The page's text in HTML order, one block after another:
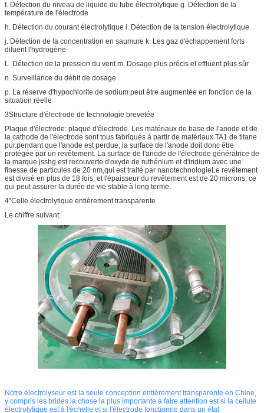
f. Détection du niveau de liquide du tube électrolytique g. Détection de la
température de l'électrode
h. Détection du courant électrolytique i. Détection de la tension électrolytique
j. Détection de la concentration en saumure k. Les gaz d'échappement forts
diluent l'hydrogène
L. Détection de la pression du vent m. Dosage plus précis et effluent plus sûr
n. Surveillance du débit de dosage
p. La réserve d'hypochlorite de sodium peut être augmentée en fonction de la
situation réelle
3Structure d'électrode de technologie brevetée
Plaque d'électrode: plaque d'électrode. Les matériaux de base de l'anode et de
la cathode de l'électrode sont tous fabriqués à partir de matériaux TA1 de titane
pur.pendant que l'anode est perdue, la surface de l'anode doit donc être
protégée par un revêtement. La surface de l'anode de l'électrode génératrice de
la marque jsshg est recouverte d'oxyde de ruthénium et d'iridium avec une
finesse de particules de 20 nm,qui est traité par nanotechnologieLe revêtement
est divisé en plus de 18 fois, et l'épaisseur du revêtement est de 20 microns, ce
qui peut assurer la durée de vie stable à long terme.
4"Celle électrolytique entièrement transparente
Le chiffre suivant:
Notre électrolyseur est la seule conception entièrement transparente en Chine,
y compris les brides.la chose la plus importante à faire attention est si la cellule
électrolytique est à l'échelle et si l'électrode fonctionne dans un état